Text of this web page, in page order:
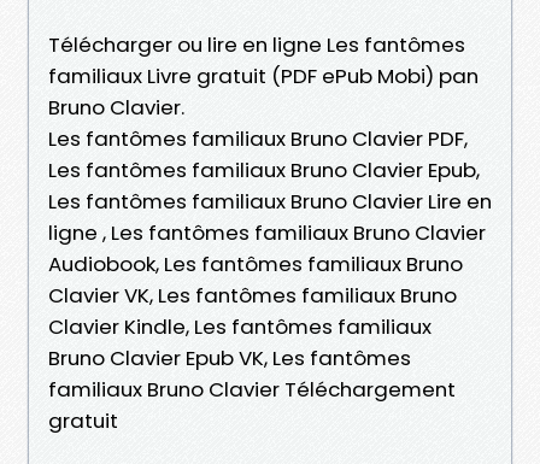
Télécharger ou lire en ligne Les fantômes
familiaux Livre gratuit (PDF ePub Mobi) pan
Bruno Clavier.
Les fantômes familiaux Bruno Clavier PDF,
Les fantômes familiaux Bruno Clavier Epub,
Les fantômes familiaux Bruno Clavier Lire en
ligne , Les fantômes familiaux Bruno Clavier
Audiobook, Les fantômes familiaux Bruno
Clavier VK, Les fantômes familiaux Bruno
Clavier Kindle, Les fantômes familiaux
Bruno Clavier Epub VK, Les fantômes
familiaux Bruno Clavier Téléchargement
gratuit